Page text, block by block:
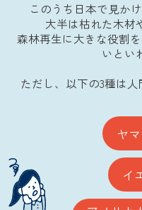
このうち日本で見か
大半は枯れた木材
森林再生に大きな役割
いとい
ただし、以下の3種は
ヤ
イ